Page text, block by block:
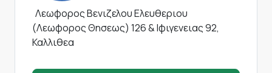
Λεωφορος Βενιζελου Ελευθεριου
(Λεωφορος Θησεως) 126 & Ιφιγενειας 92,
Καλλιθεα